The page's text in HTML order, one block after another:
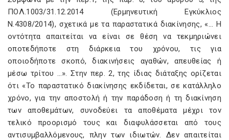
ΠΟΛ.1003/31.12.2014 (Ερμηνευτική Εγκύκλιος
Ν.4308/2014), σχετικά με τα παραστατικά διακίνησης, «… Η
οντότητα απαιτείται να είναι σε θέση να τεκμηριώνει
οποτεδήποτε στη διάρκεια του χρόνου, τις για
οποιοδήποτε σκοπό, διακινήσεις αγαθών, απευθείας ή
μέσω τρίτου …». Στην περ. 2, της ίδιας διάταξης ορίζεται
ότι «Το παραστατικό διακίνησης εκδίδεται, σε κατάλληλο
χρόνο, για την αποστολή ή την παράδοση ή τη διακίνηση
των αποθεμάτων, συνοδεύει τα αποθέματα μέχρι τον
τελικό προορισμό τους και διαφυλάσσεται από τους
αντισυμβαλλόμενους, πλην των ιδιωτών. Δεν απαιτείται